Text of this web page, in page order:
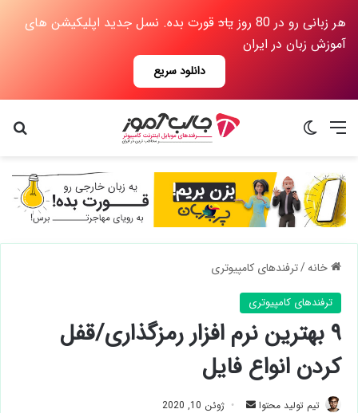
هر زبانی رو در 80 روز یاد قورت بده. نسل جدید اپلیکیشن های
آموزش زبان در ایران
دانلود سریع
منو
خانه/ترفندهای کامپیوتری
ترفندهای کامپیوتری
۹ بهترین نرم افزار رمزگذاری/قفل
کردن انواع فایل
تیم تولید محتوا
ارسال ژوئن 10, 2020